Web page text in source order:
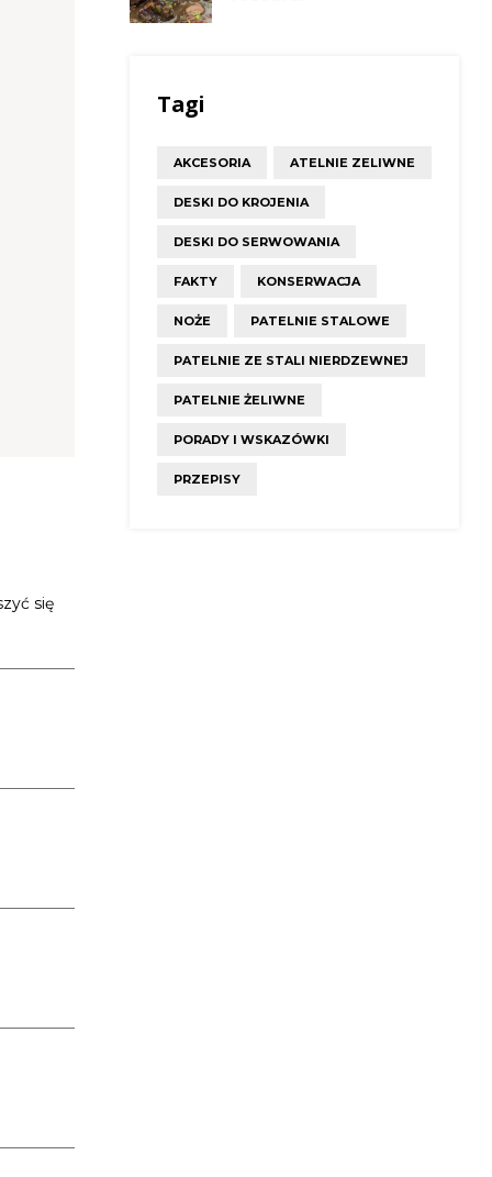
się
Tagi
AKCESORIA ATELNIE ZELIWNE
DESKI DO KROJENIA
DESKI DO SERWOWANIA
FAKTY KONSERWACJA
NOŻE PATELNIE STALOWE
PATELNIE ZE STALI NIERDZEWNEJ
PATELNIE ŻELIWNE
PORADY I WSKAZÓWKI
PRZEPISY